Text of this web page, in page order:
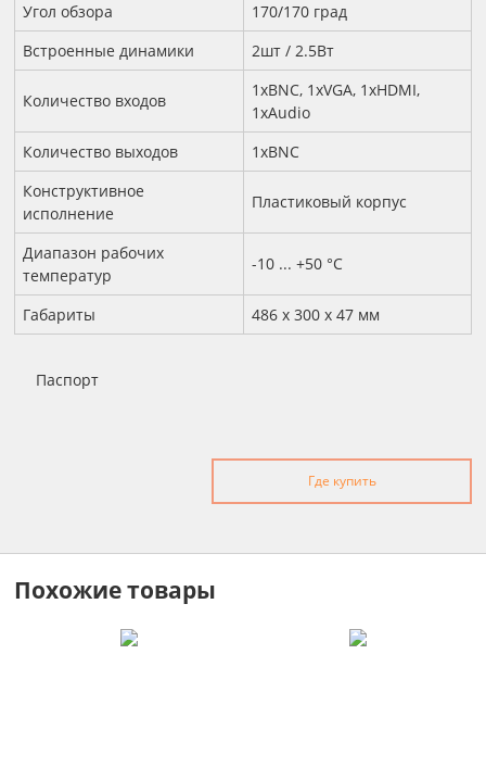
Угол обзора
170/170 град
Встроенные динамики
2шт / 2.5Вт
Количество входов
1хBNC, 1хVGA, 1хHDMI,
1хAudio
Количество выходов
1хBNC
Конструктивное
исполнение
Пластиковый корпус
Диапазон рабочих
температур
-10 ... +50 °С
Габариты 486 x 300 x 47 мм
Паспорт
Где купить
Похожие товары